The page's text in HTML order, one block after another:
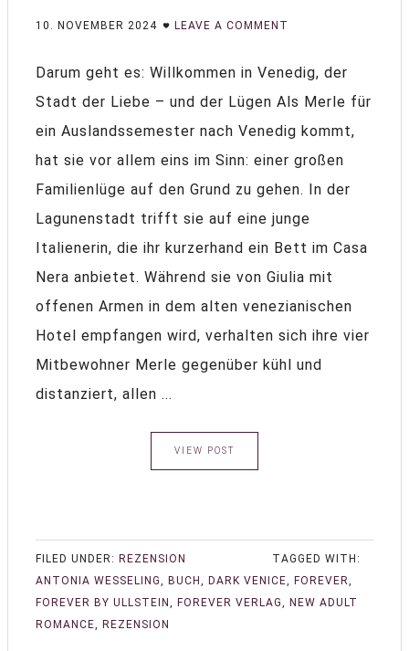
10. NOVEMBER 2024 LEAVE A COMMENT
Darum geht es: Willkommen in Venedig, der
Stadt der Liebe – und der Lügen Als Merle für
ein Auslandssemester nach Venedig kommt,
hat sie vor allem eins im Sinn: einer großen
Familienlüge auf den Grund zu gehen. In der
Lagunenstadt trifft sie auf eine junge
Italienerin, die ihr kurzerhand ein Bett im Casa
Nera anbietet. Während sie von Giulia mit
offenen Armen in dem alten venezianischen
Hotel empfangen wird, verhalten sich ihre vier
Mitbewohner Merle gegenüber kühl und
distanziert, allen ...
VIEW POST
FILED UNDER: REZENSION
TAGGED WITH:
ANTONIA WESSELING, BUCH , DARK VENICE, FOREVER,
FOREVER BY ULLSTEIN , FOREVER VERLAG, NEW ADULT
ROMANCE, REZENSION